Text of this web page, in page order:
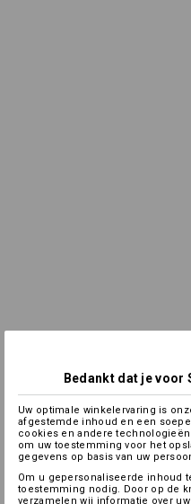
Bedankt dat je voor
Uw optimale winkelervaring is
afgestemde inhoud en een
cookies en andere
om uw toestemming voor het
gegevens op basis van uw
Om u gepersonaliseerde inhoud
toestemming nodig. Door op de
verzamelen wij informatie over